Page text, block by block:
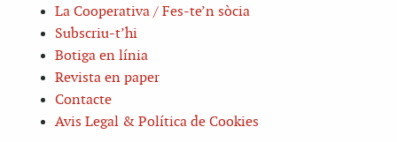
La Cooperativa / Fes-te’n sòcia
Subscriu-t’hi
Botiga en línia
Revista en paper
Contacte
Avis Legal & Política de Cookies